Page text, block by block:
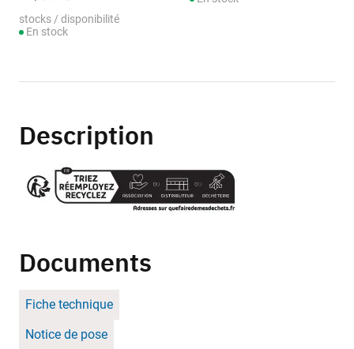
stocks / disponibilité
En stock
Description
Documents
Fiche technique
Notice de pose